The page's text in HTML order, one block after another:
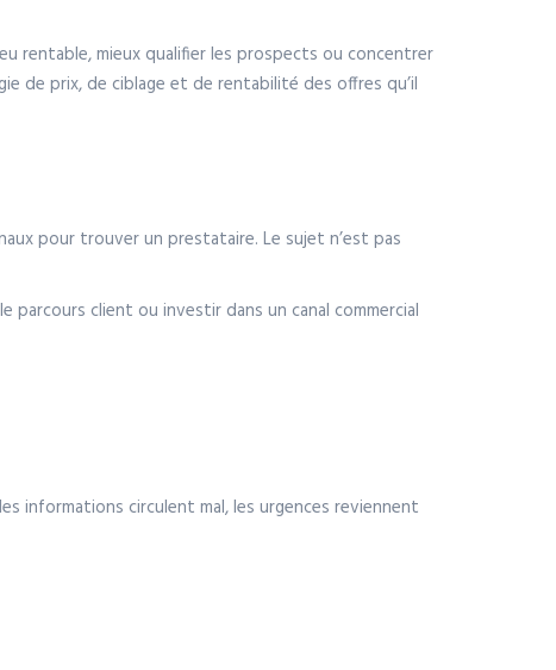
rentable, mieux qualifier les prospects ou concentrer
de prix, de ciblage et de rentabilité des offres qu’il
pour trouver un prestataire. Le sujet n’est pas
parcours client ou investir dans un canal commercial
informations circulent mal, les urgences reviennent